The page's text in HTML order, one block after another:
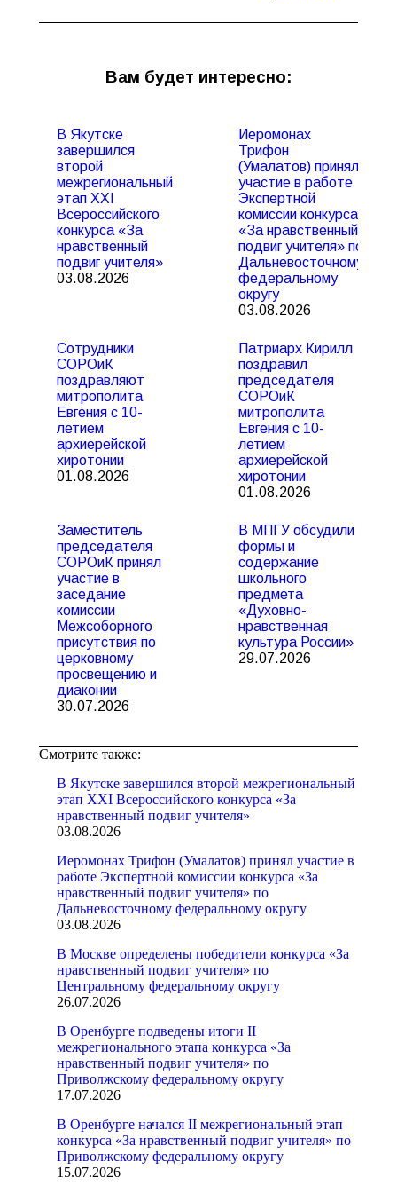
Вам будет интересно:
В Якутске
завершился
второй
межрегиональный
этап XXI
Всероссийского
конкурса «За
нравственный
подвиг учителя»
03.08.2026
Иеромонах
Трифон
(Умалатов) принял
участие в работе
Экспертной
комиссии конкурса
«За нравственный
подвиг учителя» по
Дальневосточному
федеральному
округу
03.08.2026
Сотрудники
СОРОиК
поздравляют
митрополита
Евгения с 10-
летием
архиерейской
хиротонии
01.08.2026
Патриарх Кирилл
поздравил
председателя
СОРОиК
митрополита
Евгения с 10-
летием
архиерейской
хиротонии
01.08.2026
Заместитель
председателя
СОРОиК принял
участие в
заседание
комиссии
Межсоборного
присутствия по
церковному
просвещению и
диаконии
30.07.2026
В МПГУ обсудили
формы и
содержание
школьного
предмета
«Духовно-
нравственная
культура России»
29.07.2026
Смотрите также:
В Якутске завершился второй межрегиональный
этап XXI Всероссийского конкурса «За
нравственный подвиг учителя»
03.08.2026
Иеромонах Трифон (Умалатов) принял участие в
работе Экспертной комиссии конкурса «За
нравственный подвиг учителя» по
Дальневосточному федеральному округу
03.08.2026
В Москве определены победители конкурса «За
нравственный подвиг учителя» по
Центральному федеральному округу
26.07.2026
В Оренбурге подведены итоги II
межрегионального этапа конкурса «За
нравственный подвиг учителя» по
Приволжскому федеральному округу
17.07.2026
В Оренбурге начался II межрегиональный этап
конкурса «За нравственный подвиг учителя» по
Приволжскому федеральному округу
15.07.2026